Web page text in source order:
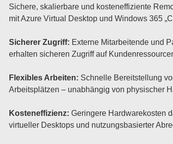
Sichere, skalierbare und kosteneffiziente
mit Azure Virtual Desktop und Windows 365
Sicherer Zugriff: Externe Mitarbeitende und
erhalten sicheren Zugriff auf
Flexibles Arbeiten: Schnelle Bereitstellung
Arbeitsplätzen – unabhängig von physischer
Kosteneffizienz:Geringere Hardwarekosten
virtueller Desktops und nutzungsbasierter